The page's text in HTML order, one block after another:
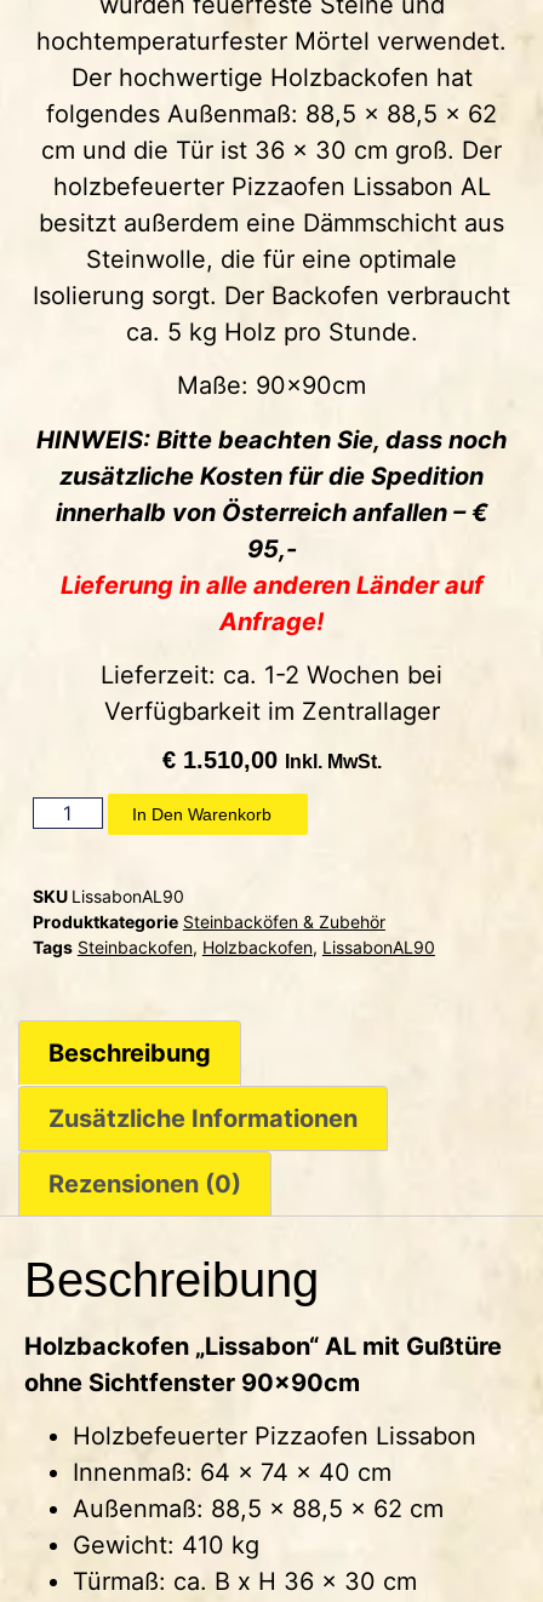
hochtemperaturfester Mörtel verwendet.
Der hochwertige Holzbackofen hat
folgendes Außenmaß: 88,5 x 88,5 x 62
cm und die Tür ist 36 x 30 cm groß. Der
holzbefeuerter Pizzaofen Lissabon AL
besitzt außerdem eine Dämmschicht aus
Steinwolle, die für eine optimale
Isolierung sorgt. Der Backofen verbraucht
ca. 5 kg Holz pro Stunde.
Maße: 90x90cm
HINWEIS: Bitte beachten Sie, dass noch
zusätzliche Kosten für die Spedition
innerhalb von Österreich anfallen – €
95,-
Lieferung in alle anderen Länder auf
Anfrage!
Lieferzeit: ca. 1-2 Wochen bei
Verfügbarkeit im Zentrallager
€1.510,00 Inkl. MwSt.
In Den Warenkorb
SKU LissabonAL90
Produktkategorie Steinbacköfen & Zubehör
Tags Steinbackofen, Holzbackofen, LissabonAL90
Beschreibung
Zusätzliche Informationen
Rezensionen (0)
Beschreibung
Holzbackofen „Lissabon“ AL mit Gußtüre
ohne Sichtfenster 90x90cm
Holzbefeuerter Pizzaofen Lissabon
Innenmaß: 64 x 74 x 40 cm
Außenmaß: 88,5 x 88,5 x 62 cm
Gewicht: 410 kg
Türmaß: ca. B x H 36 x 30 cm